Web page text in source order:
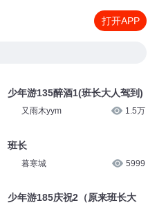
打开APP
少年游135醉酒1(班长大人驾到)
又雨木yym 1.5万
班长
暮寒城 5999
少年游185庆祝2（原来班长大